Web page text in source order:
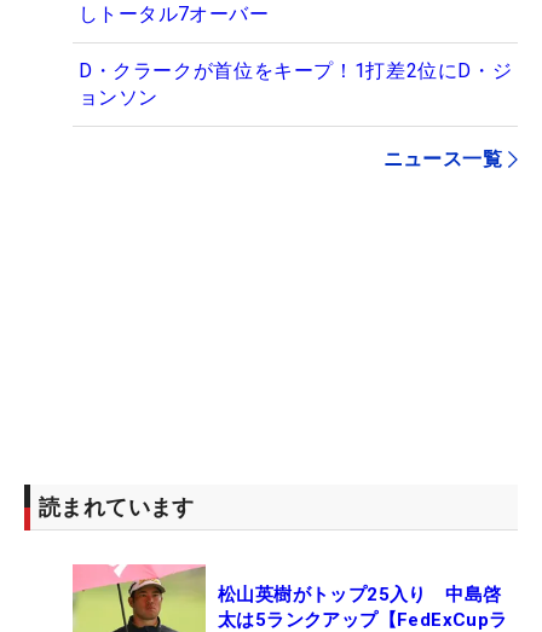
しトータル7オーバー
D・クラークが首位をキープ！1打差2位にD・ジ
ョンソン
ニュース一覧
読まれています
松山英樹がトップ25入り 中島啓
太は5ランクアップ【FedExCupラ